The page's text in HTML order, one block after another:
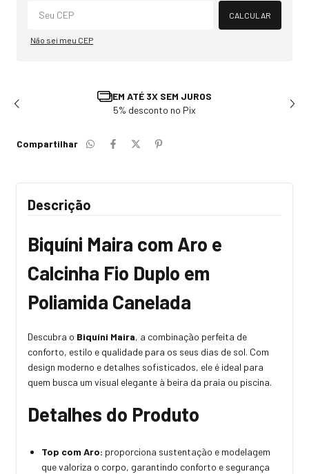
CALCULAR
Não sei meu CEP
TROCA E DEVOLUÇÃO
Solicite em até 7 dias após recebimento
Compartilhar
Descrição
Biquíni Maira com Aro e
Calcinha Fio Duplo em
Poliamida Canelada
Descubra o Biquíni Maira, a combinação perfeita de
conforto, estilo e qualidade para os seus dias de sol. Com
design moderno e detalhes sofisticados, ele é ideal para
quem busca um visual elegante à beira da praia ou piscina.
Detalhes do Produto
Top com Aro: proporciona sustentação e modelagem
que valoriza o corpo, garantindo conforto e segurança